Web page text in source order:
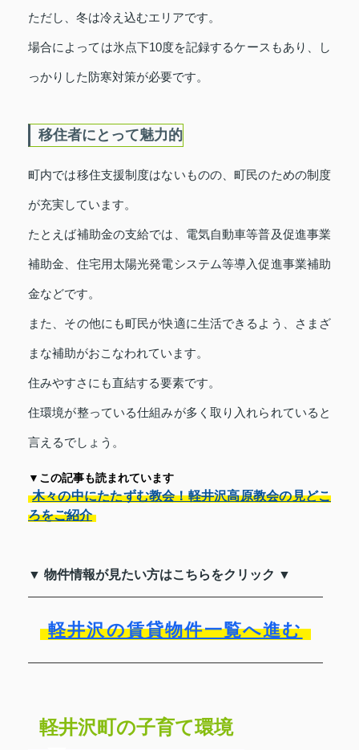
ただし、冬は冷え込むエリアです。
場合によっては氷点下10度を記録するケースもあり、し
っかりした防寒対策が必要です。
移住者にとって魅力的
町内では移住支援制度はないものの、町民のための制度
が充実しています。
たとえば補助金の支給では、電気自動車等普及促進事業
補助金、住宅用太陽光発電システム等導入促進事業補助
金などです。
また、その他にも町民が快適に生活できるよう、さまざ
まな補助がおこなわれています。
住みやすさにも直結する要素です。
住環境が整っている仕組みが多く取り入れられていると
言えるでしょう。
▼この記事も読まれています
木々の中にたたずむ教会！軽井沢高原教会の見どこ
ろをご紹介
▼ 物件情報が見たい方はこちらをクリック ▼
軽井沢の賃貸物件一覧へ進む
軽井沢町の子育て環境